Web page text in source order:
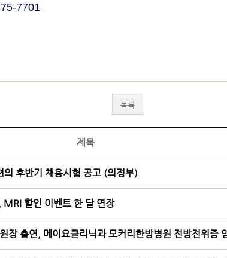
7701
목록
제목
후반기 채용시험 공고 (의정부)
MRI 할인 이벤트 한 달 연장
장 출연, 메이요클리닉과 모커리한방병원 전방전위증